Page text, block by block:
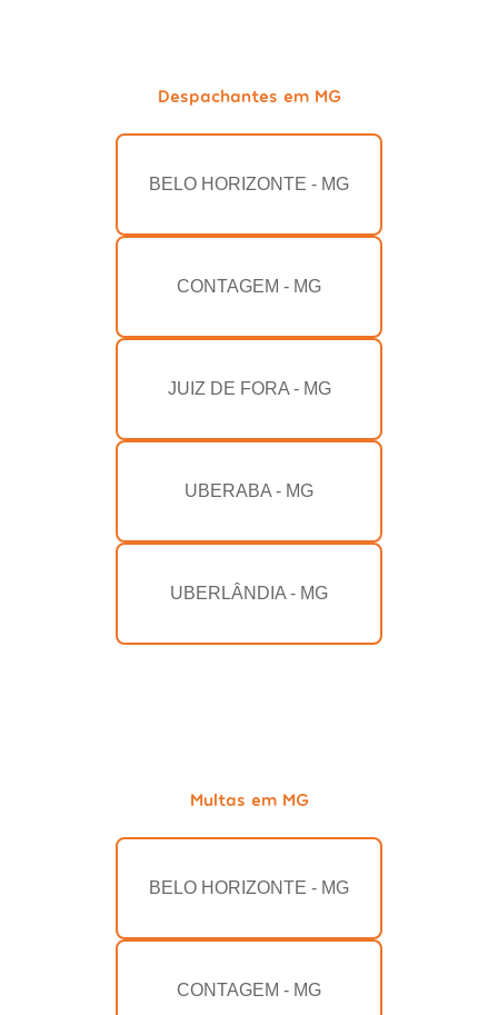
Despachantes em MG
BELO HORIZONTE - MG
CONTAGEM - MG
JUIZ DE FORA - MG
UBERABA - MG
UBERLÂNDIA - MG
Multas em MG
BELO HORIZONTE - MG
CONTAGEM - MG